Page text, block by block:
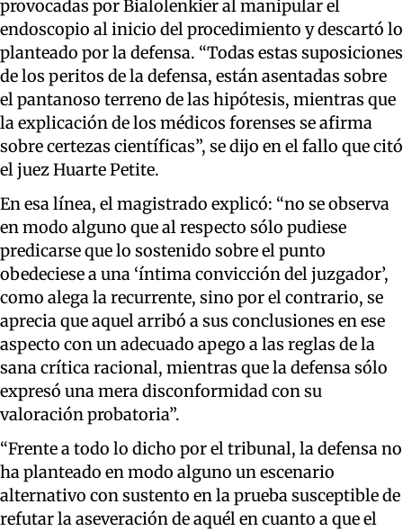
provocadas por Bialolenkier al manipular el
endoscopio al inicio del procedimiento y descartó lo
planteado por la defensa. “Todas estas suposiciones
de los peritos de la defensa, están asentadas sobre
el pantanoso terreno de las hipótesis, mientras que
la explicación de los médicos forenses se afirma
sobre certezas científicas”, se dijo en el fallo que citó
el juez Huarte Petite.
En esa línea, el magistrado explicó: “no se observa
en modo alguno que al respecto sólo pudiese
predicarse que lo sostenido sobre el punto
obedeciese a una ‘íntima convicción del juzgador’,
como alega la recurrente, sino por el contrario, se
aprecia que aquel arribó a sus conclusiones en ese
aspecto con un adecuado apego a las reglas de la
sana crítica racional, mientras que la defensa sólo
expresó una mera disconformidad con su
valoración probatoria”.
“Frente a todo lo dicho por el tribunal, la defensa no
ha planteado en modo alguno un escenario
alternativo con sustento en la prueba susceptible de
refutar la aseveración de aquél en cuanto a que el